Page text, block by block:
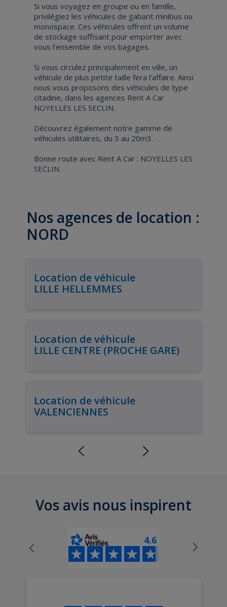
Si vous voyagez en groupe ou en famille,
privilégiez les véhicules de gabarit minibus ou
monospace. Ces véhicules offrent un volume
de stockage suffisant pour emporter avec
vous l'ensemble de vos bagages.
Si vous circulez principalement en ville, un
véhicule de plus petite taille fera l'affaire. Ainsi
nous vous proposons des véhicules de type
citadine, dans les agences Rent A Car
NOYELLES LES SECLIN.
Découvrez également notre gamme de
véhicules utilitaires, du 3 au 20m3.
Bonne route avec Rent A Car : NOYELLES LES
SECLIN
Nos agences de location :
NORD
Location de véhicule
LILLE HELLEMMES
Location de véhicule
LILLE CENTRE (PROCHE GARE)
Location de véhicule
VALENCIENNES
Vos avis nous inspirent
4.6